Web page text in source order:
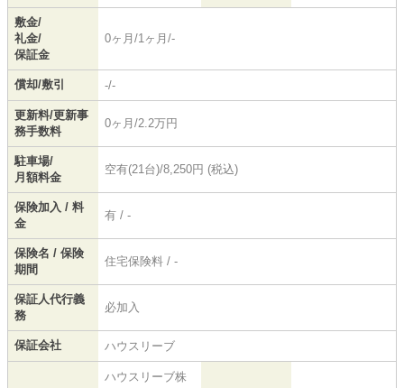
敷金/
礼金/
保証金
0ヶ月/1ヶ月/-
償却/敷引 -/-
更新料/更新事
務手数料
0ヶ月/2.2万円
駐車場/
月額料金
空有(21台)/8,250円 (税込)
保険加入 / 料
金
有 / -
保険名 / 保険
期間
住宅保険料 / -
保証人代行義
務
必加入
保証会社 ハウスリーブ
ハウスリーブ株